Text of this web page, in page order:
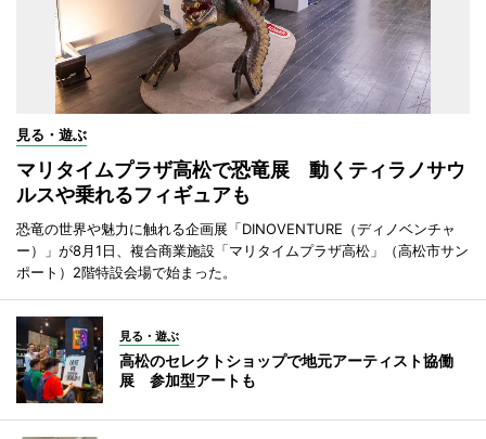
見る・遊ぶ
マリタイムプラザ高松で恐竜展 動くティラノサウ
ルスや乗れるフィギュアも
恐竜の世界や魅力に触れる企画展「DINOVENTURE（ディノベンチャ
ー）」が8月1日、複合商業施設「マリタイムプラザ高松」（高松市サン
ポート）2階特設会場で始まった。
見る・遊ぶ
高松のセレクトショップで地元アーティスト協働
展 参加型アートも